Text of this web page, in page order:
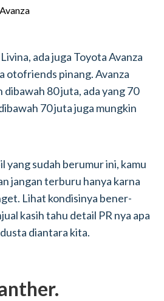
ada juga Toyota Avanza
otofriends pinang. Avanza
80 juta, ada yang 70
70 juta juga mungkin
yang sudah berumur ini, kamu
jangan terburu hanya karna
Lihat kondisinya bener-
kasih tahu detail PR nya apa
diantara kita.